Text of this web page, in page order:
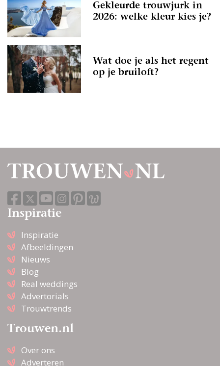
Gekleurde trouwjurk in
2026: welke kleur kies je?
Wat doe je als het regent
op je bruiloft?
Inspiratie
Inspiratie
Afbeeldingen
Nieuws
Blog
Real weddings
Advertorials
Trouwtrends
Trouwen.nl
Over ons
Adverteren